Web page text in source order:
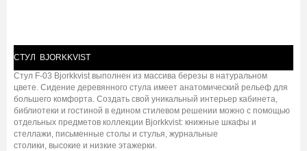
СТУЛ BJORKKVIST
Стул F-03 Bjorkkvist выполнен из массива березы в натуральном
цвете. Сидение деревянного стула имеет анатомический рельеф для
большего комфорта. Создать свой уникальный интерьер кабинета,
библиотеки и гостиной в едином стилевом решении можно с помощью
отдельных предметов коллекции Bjorkkvist: книжные шкафы и
стеллажи, письменные столы и стулья, журнальные
столики, высокие и низкие этажерки.